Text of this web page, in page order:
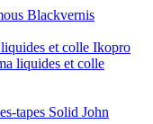
Blackvernis
et colle Ikopro
liquides et colle
tapes Solid John